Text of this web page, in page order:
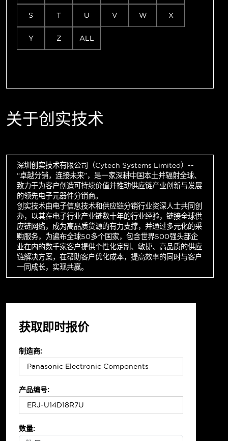
S T U V W X
Y Z ALL
关于创实技术
深圳创实技术有限公司（Cytech Systems Limited）--
“卓越分销，连接未来”，是一家深耕中国本土并辐射全球、
致力于为客户创造可持续价值并推动供应链产业创新与发展
的领先电子元器件分销商。
创实技术由电子信息技术和供应链分销行业资深人士共同创
办，以其在电子行业产业链数十年的行业经验，链接全球供
应链网络，成为高品质货源的有力支撑，并通过多元化的采
购服务，为遍布全球50多个国家，包含世界500强头部企
业在内的数千家客户提供个性化定制、敏捷、高品质的供应
链解决方案，在帮助客户优化成本，提高效率的同时与客户
一同成长，实现共赢。
获取即时报价
制造商:
产品编号:
数量: